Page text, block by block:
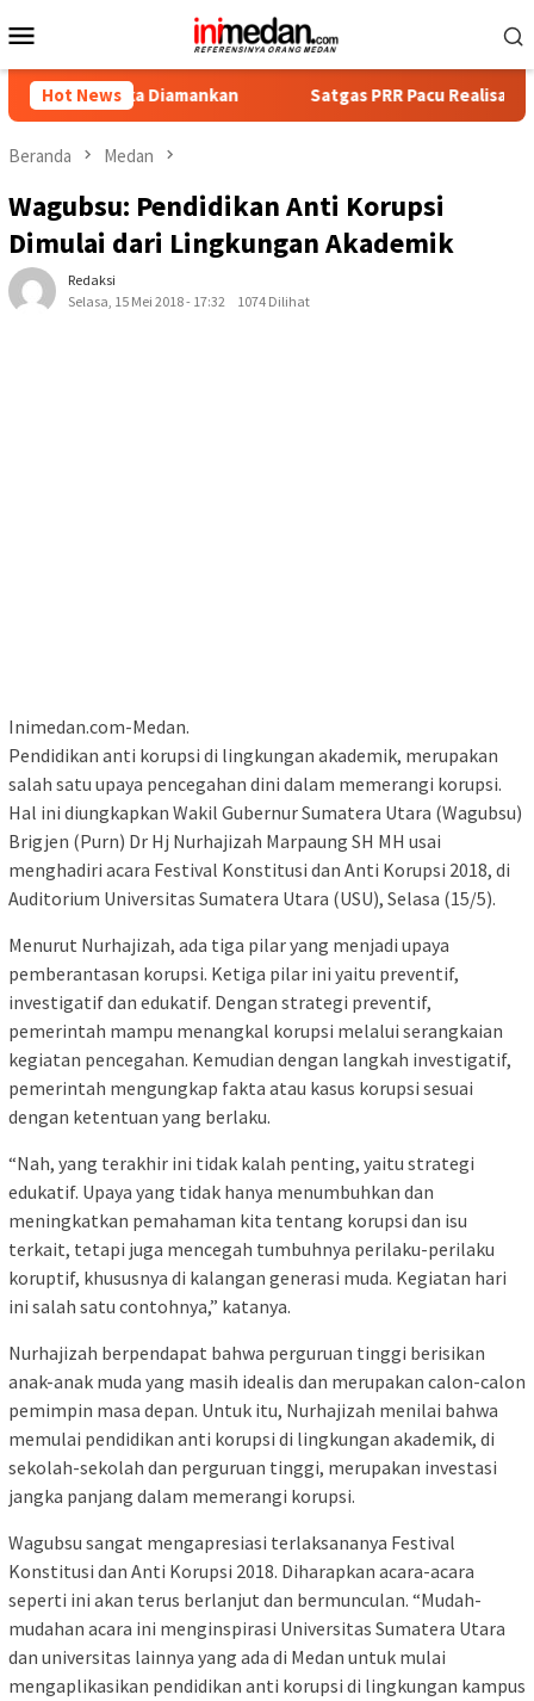
ke
Mobile
Hot News
Diamankan Satgas PRR Pacu Realisasi Tambahan
Beranda Medan
Wagubsu: Pendidikan Anti Korupsi
Dimulai dari Lingkungan Akademik
Redaksi
Selasa, 15 Mei 2018 - 17:32
1074 Dilihat
Inimedan.com-Medan.
Pendidikan anti korupsi di lingkungan akademik, merupakan
salah satu upaya pencegahan dini dalam memerangi korupsi.
Hal ini diungkapkan Wakil Gubernur Sumatera Utara (Wagubsu)
Brigjen (Purn) Dr Hj Nurhajizah Marpaung SH MH usai
menghadiri acara Festival Konstitusi dan Anti Korupsi 2018, di
Auditorium Universitas Sumatera Utara (USU), Selasa (15/5).
Menurut Nurhajizah, ada tiga pilar yang menjadi upaya
pemberantasan korupsi. Ketiga pilar ini yaitu preventif,
investigatif dan edukatif. Dengan strategi preventif,
pemerintah mampu menangkal korupsi melalui serangkaian
kegiatan pencegahan. Kemudian dengan langkah investigatif,
pemerintah mengungkap fakta atau kasus korupsi sesuai
dengan ketentuan yang berlaku.
“Nah, yang terakhir ini tidak kalah penting, yaitu strategi
edukatif. Upaya yang tidak hanya menumbuhkan dan
meningkatkan pemahaman kita tentang korupsi dan isu
terkait, tetapi juga mencegah tumbuhnya perilaku-perilaku
koruptif, khususnya di kalangan generasi muda. Kegiatan hari
ini salah satu contohnya,” katanya.
Nurhajizah berpendapat bahwa perguruan tinggi berisikan
anak-anak muda yang masih idealis dan merupakan calon-calon
pemimpin masa depan. Untuk itu, Nurhajizah menilai bahwa
memulai pendidikan anti korupsi di lingkungan akademik, di
sekolah-sekolah dan perguruan tinggi, merupakan investasi
jangka panjang dalam memerangi korupsi.
Wagubsu sangat mengapresiasi terlaksananya Festival
Konstitusi dan Anti Korupsi 2018. Diharapkan acara-acara
seperti ini akan terus berlanjut dan bermunculan. “Mudah-
mudahan acara ini menginspirasi Universitas Sumatera Utara
dan universitas lainnya yang ada di Medan untuk mulai
mengaplikasikan pendidikan anti korupsi di lingkungan kampus